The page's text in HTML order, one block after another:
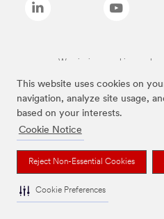
This website uses cookies on
navigation, analyze site usage,
based on your interests.
Cookie Notice
Reject Non-Essential Cookies
Cookie Preferences
Wymienione marki są